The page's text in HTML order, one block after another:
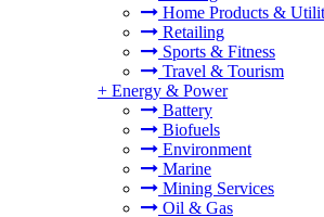
Home Products &
Retailing
Sports & Fitness
Travel & Tourism
+ Energy & Power
Battery
Biofuels
Environment
Marine
Mining Services
Oil & Gas